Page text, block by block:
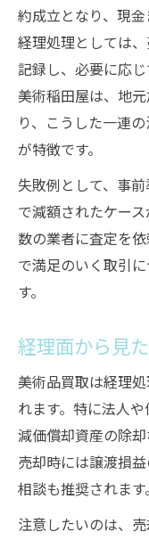
約成立となり、現金
経理処理としては
記録し、必要に応
美術稲田屋は、地
り、こうした一連
が特徴です。
失敗例として、事
で減額されたケー
数の業者に査定を
で満足のいく取引
す。
経理面から見
美術品買取は経理
れます。特に法人
減価償却資産の除却
売却時には譲渡損
相談も推奨されます。
注意したいのは、